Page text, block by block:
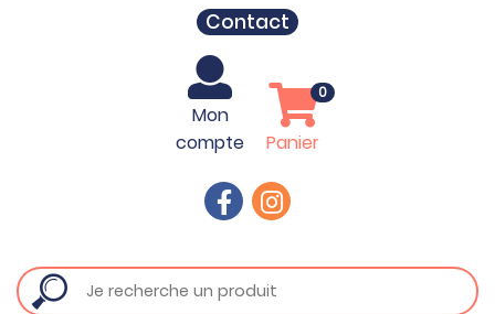
Contact
Mon
compte
Panier
0